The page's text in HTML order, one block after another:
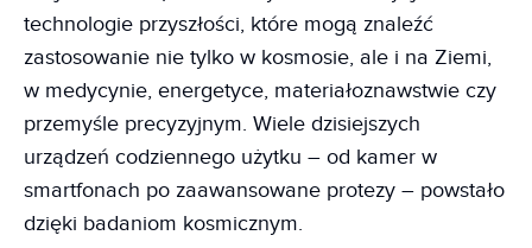
technologie przyszłości, które mogą znaleźć
zastosowanie nie tylko w kosmosie, ale i na Ziemi,
w medycynie, energetyce, materiałoznawstwie czy
przemyśle precyzyjnym. Wiele dzisiejszych
urządzeń codziennego użytku – od kamer w
smartfonach po zaawansowane protezy – powstało
dzięki badaniom kosmicznym.